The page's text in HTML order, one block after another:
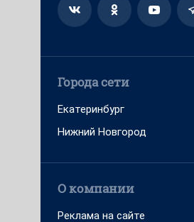
Города сети
Екатеринбург
Нижний Новгород
О компании
Реклама на сайте